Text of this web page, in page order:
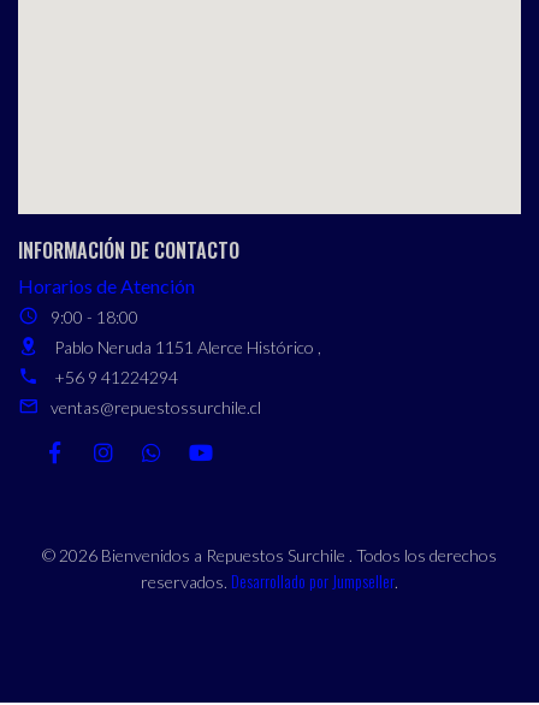
INFORMACIÓN DE CONTACTO
Horarios de Atención
9:00 - 18:00
Pablo Neruda 1151 Alerce Histórico ,
+56 9 41224294
ventas@repuestossurchile.cl
© 2026 Bienvenidos a Repuestos Surchile . Todos los derechos
reservados. Desarrollado por Jumpseller.